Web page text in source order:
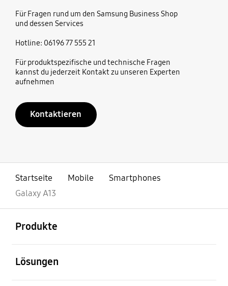
Für Fragen rund um den Samsung Business Shop
und dessen Services
Hotline: 06196 77 555 21
Für produktspezifische und technische Fragen
kannst du jederzeit Kontakt zu unseren Experten
aufnehmen
Kontaktieren
Startseite Mobile
Smartphones
Galaxy A13
Produkte
Lösungen